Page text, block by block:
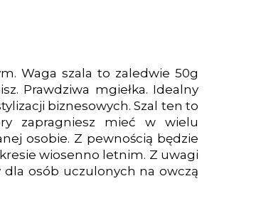
Waga szala to zaledwie 50g
Prawdziwa mgiełka. Idealny
biznesowych. Szal ten to
zapragniesz mieć w wielu
osobie. Z pewnością będzie
wiosenno letnim. Z uwagi
dla osób uczulonych na owczą